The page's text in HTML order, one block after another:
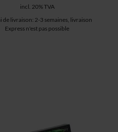
incl. 20% TVA
de livraison: 2-3 semaines, livraison
Express n'est pas possible